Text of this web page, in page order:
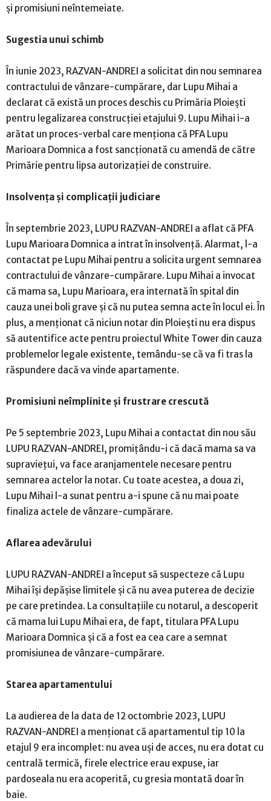
și promisiuni neîntemeiate.
Sugestia unui schimb
În iunie 2023, RAZVAN-ANDREI a solicitat din nou semnarea
contractului de vânzare-cumpărare, dar Lupu Mihai a
declarat că există un proces deschis cu Primăria Ploiești
pentru legalizarea construcției etajului 9. Lupu Mihai i-a
arătat un proces-verbal care menționa că PFA Lupu
Marioara Domnica a fost sancționată cu amendă de către
Primărie pentru lipsa autorizației de construire.
Insolvența și complicații judiciare
În septembrie 2023, LUPU RAZVAN-ANDREI a aflat că PFA
Lupu Marioara Domnica a intrat în insolvență. Alarmat, l-a
contactat pe Lupu Mihai pentru a solicita urgent semnarea
contractului de vânzare-cumpărare. Lupu Mihai a invocat
că mama sa, Lupu Marioara, era internată în spital din
cauza unei boli grave și că nu putea semna acte în locul ei. În
plus, a menționat că niciun notar din Ploiești nu era dispus
să autentifice acte pentru proiectul White Tower din cauza
problemelor legale existente, temându-se că va fi tras la
răspundere dacă va vinde apartamente.
Promisiuni neîmplinite și frustrare crescută
Pe 5 septembrie 2023, Lupu Mihai a contactat din nou său
LUPU RAZVAN-ANDREI, promițându-i că dacă mama sa va
supraviețui, va face aranjamentele necesare pentru
semnarea actelor la notar. Cu toate acestea, a doua zi,
Lupu Mihai l-a sunat pentru a-i spune că nu mai poate
finaliza actele de vânzare-cumpărare.
Aflarea adevărului
LUPU RAZVAN-ANDREI a început să suspecteze că Lupu
Mihai își depășise limitele și că nu avea puterea de decizie
pe care pretindea. La consultațiile cu notarul, a descoperit
că mama lui Lupu Mihai era, de fapt, titulara PFA Lupu
Marioara Domnica și că a fost ea cea care a semnat
promisiunea de vânzare-cumpărare.
Starea apartamentului
La audierea de la data de 12 octombrie 2023, LUPU
RAZVAN-ANDREI a menționat că apartamentul tip 10 la
etajul 9 era incomplet: nu avea uși de acces, nu era dotat cu
centrală termică, firele electrice erau expuse, iar
pardoseala nu era acoperită, cu gresia montată doar în
baie.